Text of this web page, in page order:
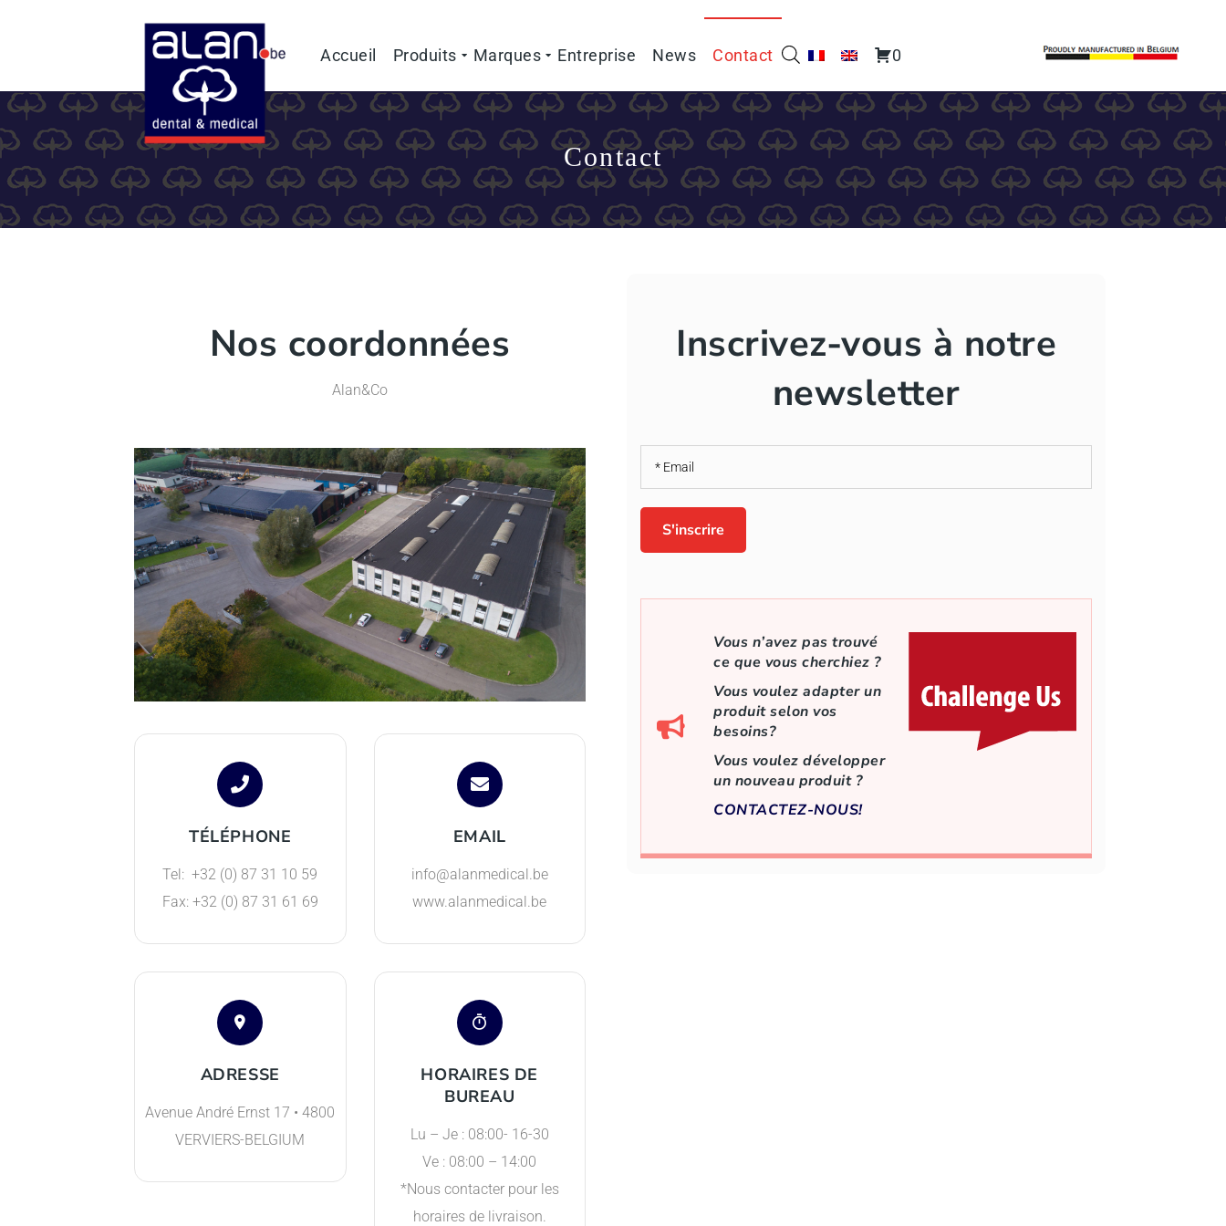
Accueil Produits Marques Entreprise News Contact 0
Contact
Nos coordonnées
Alan&Co
TÉLÉPHONE
Tel:+32 (0) 87 31 10 59
Fax: +32 (0) 87 31 61 69
EMAIL
info@alanmedical.be
www.alanmedical.be
ADRESSE
Avenue André Ernst 17 • 4800
VERVIERS-BELGIUM
HORAIRES DE
BUREAU
Lu – Je : 08:00- 16-30
Ve : 08:00 – 14:00
*Nous contacter pour les
horaires de livraison.
Inscrivez-vous à notre
newsletter
Vous n’avez pas trouvé
ce que vous cherchiez ?
Vous voulez adapter un
produit selon vos
besoins?
Vous voulez développer
un nouveau produit ?
CONTACTEZ-NOUS!